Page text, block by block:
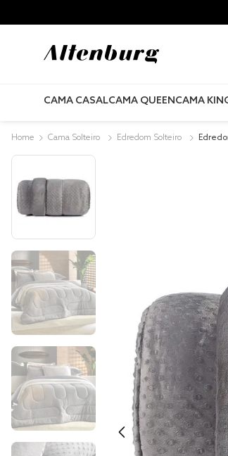
CAMA CASALCAMA QUEENCAMA
Cama Solteiro Edredom Solteiro